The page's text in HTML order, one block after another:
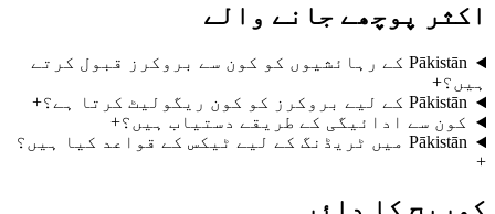
اکثر پوچھے جانے والے
Pākistān کے رہائشیوں کو کون سے بروکرز قبول کرتے
ہیں؟+
Pākistān کے لیے بروکرز کو کون ریگولیٹ کرتا ہے؟
+
کون سے ادائیگی کے طریقے دستیاب ہیں؟+
Pākistān میں ٹریڈنگ کے لیے ٹیکس کے قواعد کیا ہیں؟
+